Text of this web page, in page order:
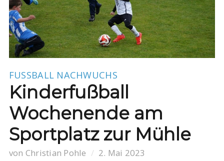
FUSSBALL NACHWUCHS
Kinderfußball
Wochenende am
Sportplatz zur Mühle
von Christian Pohle 2. Mai 2023